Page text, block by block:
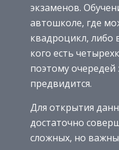
экзаменов.
автошколе, где
квадроцикл, либо
кого есть
поэтому очередей
предвидится.
Для открытия
достаточно
сложных, но